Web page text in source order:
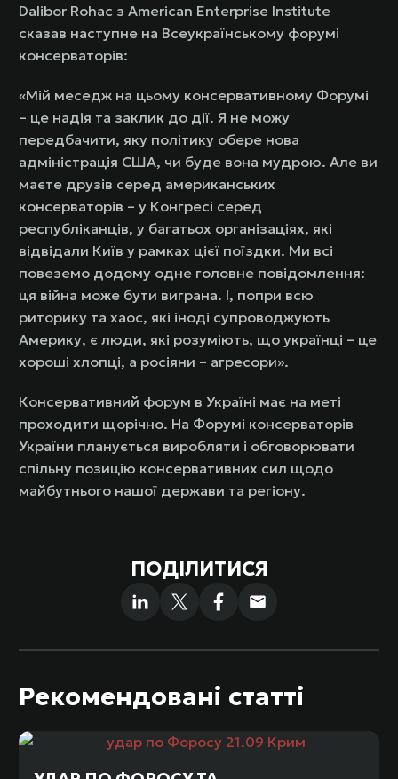
Dalibor Rohac з American Enterprise Institute
сказав наступне на Всеукраїнському форумі
консерваторів:
«Мій меседж на цьому консервативному Форумі
– це надія та заклик до дії. Я не можу
передбачити, яку політику обере нова
адміністрація США, чи буде вона мудрою. Але ви
маєте друзів серед американських
консерваторів – у Конгресі серед
республіканців, у багатьох організаціях, які
відвідали Київ у рамках цієї поїздки. Ми всі
повеземо додому одне головне повідомлення:
ця війна може бути виграна. І, попри всю
риторику та хаос, які іноді супроводжують
Америку, є люди, які розуміють, що українці – це
хороші хлопці, а росіяни – агресори».
Консервативний форум в Україні має на меті
проходити щорічно. На Форумі консерваторів
України планується виробляти і обговорювати
спільну позицію консервативних сил щодо
майбутнього нашої держави та регіону.
ПОДІЛИТИСЯ
Рекомендовані статті